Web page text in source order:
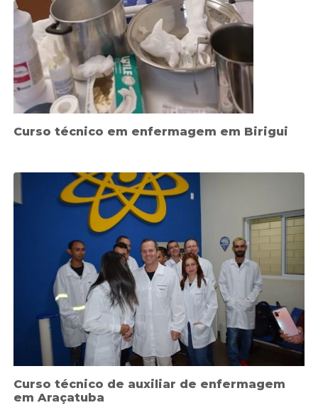
Curso técnico em enfermagem em Birigui
Curso técnico de auxiliar de enfermagem
em Araçatuba